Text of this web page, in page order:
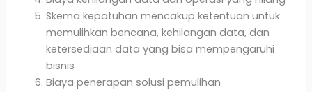
Skema kepatuhan mencakup ketentuan untuk
memulihkan bencana, kehilangan data, dan
ketersediaan data yang bisa mempengaruhi
bisnis
Biaya penerapan solusi pemulihan